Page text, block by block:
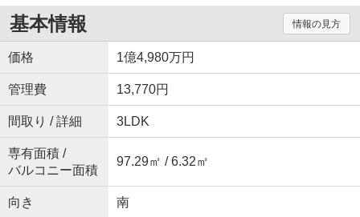
基本情報 情報の見方
価格 1億4,980万円
管理費 13,770円
間取り / 詳細 3LDK
専有面積 /
バルコニー面積
97.29㎡ / 6.32㎡
向き 南